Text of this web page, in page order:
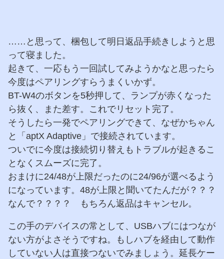
……と思って、梱包して明日返品手続きしようと思
って寝ました。
起きて、一応もう一回試してみようかなと思ったら
今度はペアリングすらうまくいかず。
BT-W4のボタンを5秒押して、ランプが赤くなった
ら抜く、また差す。これでリセット完了。
そうしたら一発でペアリングできて、なぜかちゃん
と「aptX Adaptive」で接続されています。
ついでに今度は接続切り替えもトラブルが起きるこ
となくスムーズに完了。
おまけに24/48が上限だったのに24/96が選べるよう
になっています。48が上限と聞いてたんだが？？？
なんで？？？？ もちろん返品はキャンセル。
この手のデバイスの常として、USBハブにはつなが
ない方がよさそうですね。もしハブを経由して動作
していない人は直接つないでみましょう。延長ケー